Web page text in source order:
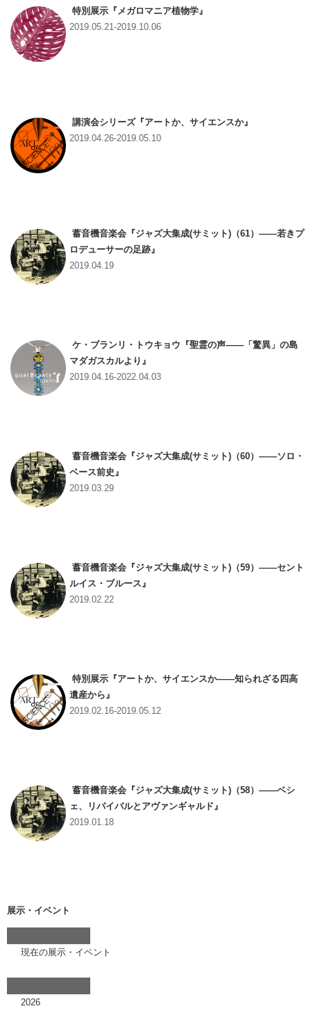
特別展示『メガロマニア植物学』
2019.05.21-2019.10.06
講演会シリーズ『アートか、サイエンスか』
2019.04.26-2019.05.10
蓄音機音楽会『ジャズ大集成(サミット)（61）――若きプ
ロデューサーの足跡』
2019.04.19
ケ・ブランリ・トウキョウ『聖霊の声――「驚異」の島
マダガスカルより』
2019.04.16-2022.04.03
蓄音機音楽会『ジャズ大集成(サミット)（60）――ソロ・
ベース前史』
2019.03.29
蓄音機音楽会『ジャズ大集成(サミット)（59）――セント
ルイス・ブルース』
2019.02.22
特別展示『アートか、サイエンスか――知られざる四高
遺産から』
2019.02.16-2019.05.12
蓄音機音楽会『ジャズ大集成(サミット)（58）――ベシ
ェ、リバイバルとアヴァンギャルド』
2019.01.18
展示・イベント
現在の展示・イベント
2026